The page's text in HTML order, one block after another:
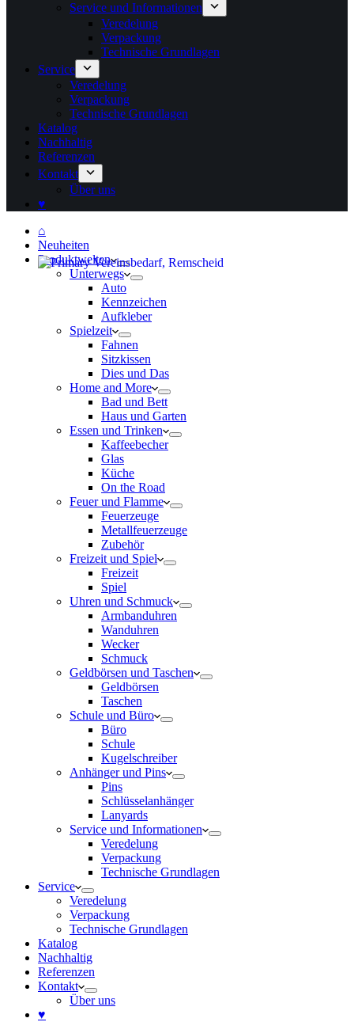
Service und Informationen
Veredelung
Verpackung
Technische Grundlagen
Service
Veredelung
Verpackung
Technische Grundlagen
Katalog
Nachhaltig
Referenzen
Kontakt
Über uns
♥
⌂
Neuheiten
Produktwelten
Unterwegs
Auto
Kennzeichen
Aufkleber
Spielzeit
Fahnen
Sitzkissen
Dies und Das
Home and More
Bad und Bett
Haus und Garten
Essen und Trinken
Kaffeebecher
Glas
Küche
On the Road
Feuer und Flamme
Feuerzeuge
Metallfeuerzeuge
Zubehör
Freizeit und Spiel
Freizeit
Spiel
Uhren und Schmuck
Armbanduhren
Wanduhren
Wecker
Schmuck
Geldbörsen und Taschen
Geldbörsen
Taschen
Schule und Büro
Büro
Schule
Kugelschreiber
Anhänger und Pins
Pins
Schlüsselanhänger
Lanyards
Service und Informationen
Veredelung
Verpackung
Technische Grundlagen
Service
Veredelung
Verpackung
Technische Grundlagen
Katalog
Nachhaltig
Referenzen
Kontakt
Über uns
♥